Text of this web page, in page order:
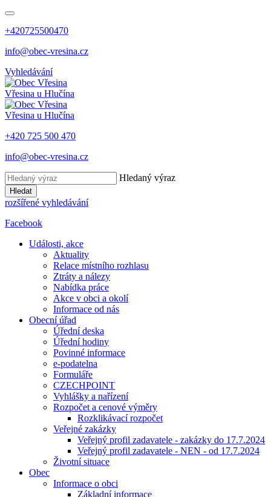
+420725500470
info@obec-vresina.cz
Vyhledávání
Vřesina u Hlučína
Vřesina u Hlučína
+420 725 500 470
info@obec-vresina.cz
Hledaný výraz
Hledat
rozšířené vyhledávání
Facebook
Události, akce
Aktuality
Relace místního rozhlasu
Ztráty a nálezy
Nabídka práce
Akce v obci a okolí
Informace od nás
Obecní úřad
Úřední deska
Úřední hodiny
Povinné informace
e-podatelna
Formuláře
CZECHPOINT
Vyhlášky a nařízení
Rozpočet a cenové výměry
Rozklikávací rozpočet
Veřejné zakázky
Veřejný profil zadavatele - zakázky do 17.7.2024
Veřejný profil zadavatele - NEN - od 17.7.2024
Životní situace
Obec
Informace o obci
Základní informace